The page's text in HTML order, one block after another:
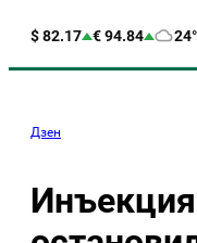
$ 82.17 € 94.84
Дзен